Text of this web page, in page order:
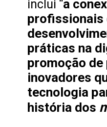
inclui “a
profissionais
práticas na
promoção
inovadores
tecnologia
história dos